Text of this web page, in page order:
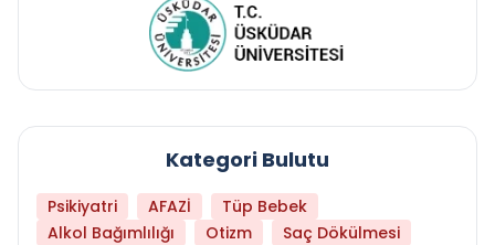
Kategori Bulutu
Psikiyatri AFAZİ
Tüp Bebek
Alkol Bağımlılığı
Otizm
Saç Dökülmesi